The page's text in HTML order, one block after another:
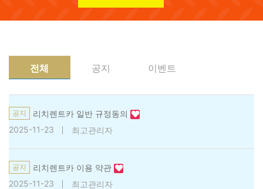
전체 공지 이벤트
공지
리치렌트카 일반 규정동의
2025-11-23
최고관리자
공지
리치렌트카 이용 약관
2025-11-23
최고관리자